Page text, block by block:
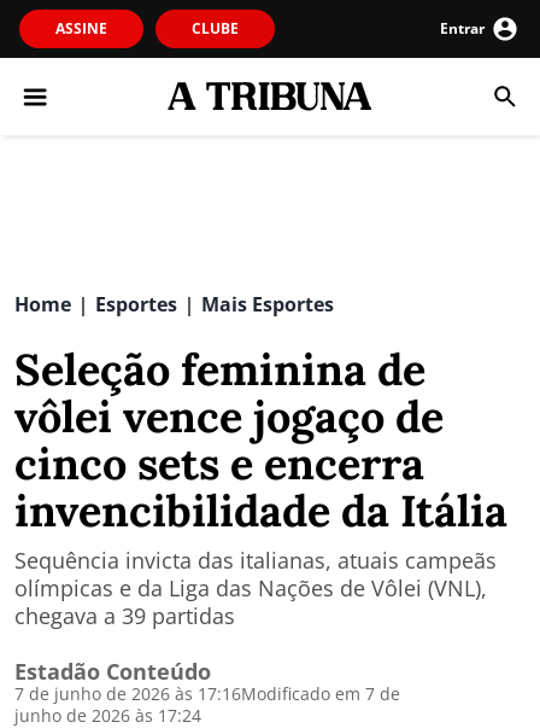
ASSINE CLUBE Entrar
Home | Esportes | Mais Esportes
Seleção feminina de
vôlei vence jogaço de
cinco sets e encerra
invencibilidade da Itália
Sequência invicta das italianas, atuais campeãs
olímpicas e da Liga das Nações de Vôlei (VNL),
chegava a 39 partidas
Estadão Conteúdo
7 de junho de 2026 às 17:16Modificado em 7 de
junho de 2026 às 17:24